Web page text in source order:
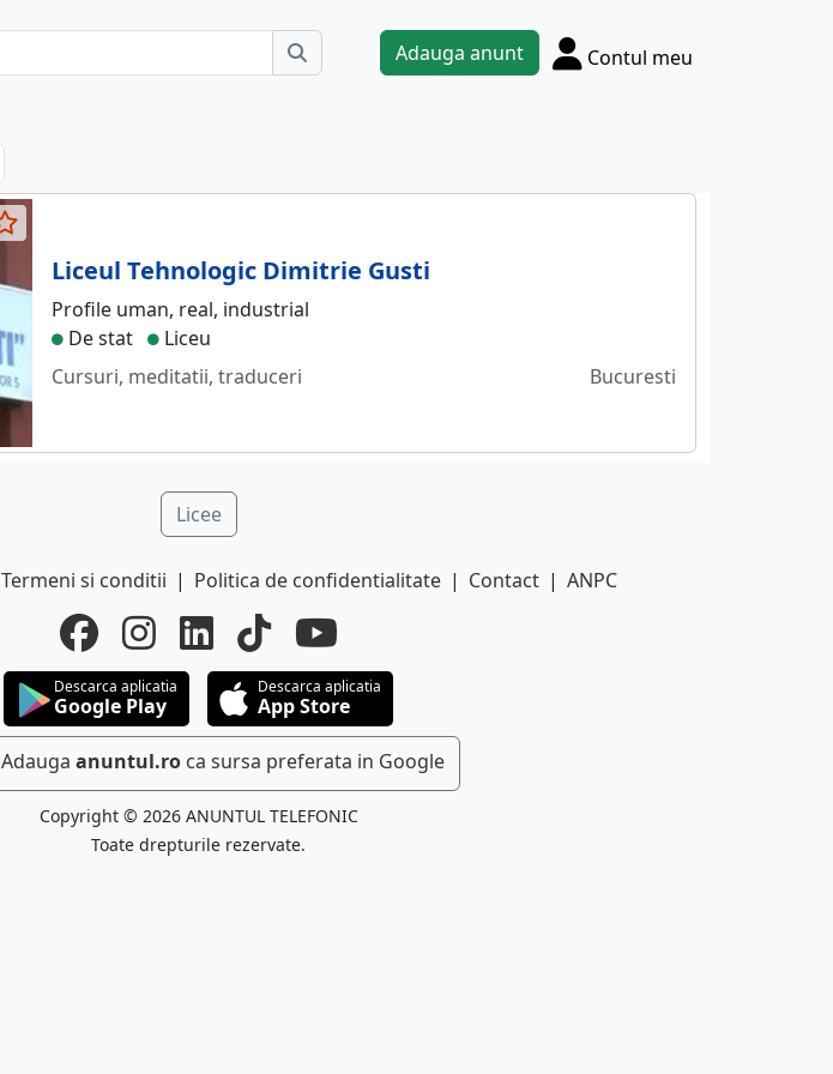
Adauga anunt Contul meu
Liceul Tehnologic Dimitrie Gusti
Profile uman, real, industrial
De stat
Liceu
Cursuri, meditatii, traduceri
Bucuresti
Licee
Termeni si conditii | Politica de confidentialitate | Contact | ANPC
Descarca aplicatia
Google Play
Descarca aplicatia
App Store
Adauga anuntul.roca sursa preferata in Google
Copyright © 2026 ANUNTUL TELEFONIC
Toate drepturile rezervate.